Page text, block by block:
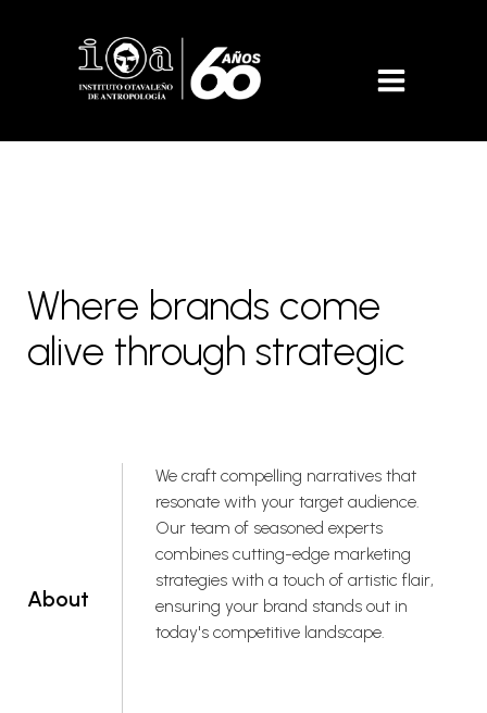
Where brands come
alive through strategic
About
We craft compelling narratives that
resonate with your target audience.
Our team of seasoned experts
combines cutting-edge marketing
strategies with a touch of artistic flair,
ensuring your brand stands out in
today's competitive landscape.